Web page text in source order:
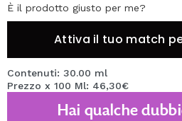
È il prodotto giusto per me?
Attiva il tuo match
Contenuti: 30.00 ml
Prezzo x 100 Ml: 46,30€
Hai qualche